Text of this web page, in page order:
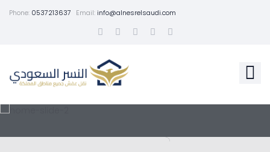
Phone: 0537213637 Email:info@alnesrelsaudi.com